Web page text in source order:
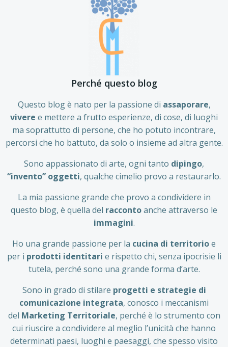
Perché questo blog
Questo blog è nato per la passione di assaporare,
vivere e mettere a frutto esperienze, di cose, di luoghi
ma soprattutto di persone, che ho potuto incontrare,
percorsi che ho battuto, da solo o insieme ad altra gente.
Sono appassionato di arte, ogni tanto dipingo,
“invento” oggetti, qualche cimelio provo a restaurarlo.
La mia passione grande che provo a condividere in
questo blog, è quella del raccontoanche attraverso le
immagini.
Ho una grande passione per la cucina di territorioe
per i prodotti identitari e rispetto chi, senza ipocrisie li
tutela, perché sono una grande forma d’arte.
Sono in grado di stilare progetti e strategie di
comunicazione integrata, conosco i meccanismi
del Marketing Territoriale, perché è lo strumento con
cui riuscire a condividere al meglio l’unicità che hanno
determinati paesi, luoghi e paesaggi, che spesso visito